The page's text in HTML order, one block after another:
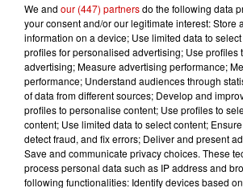
Le Duel -
pour l'un des
régions !
Destination
votre séjour en
We and our (447) partnersdo the following data
your consent and/or our legitimate interest: Store
information on a device; Use limited data to
profiles for personalised advertising; Use profiles
advertising; Measure advertising performance;
performance; Understand audiences through
of data from different sources; Develop and
profiles to personalise content; Use profiles to
content; Use limited data to select content;
detect fraud, and fix errors; Deliver and present
Save and communicate privacy choices. These
process personal data such as IP address and
following functionalities: Identify devices based